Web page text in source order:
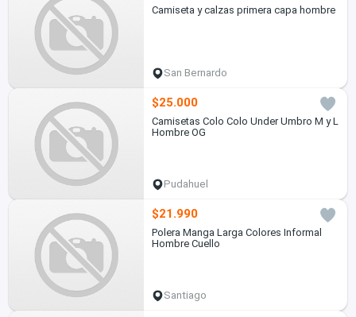
Camiseta y calzas primera capa hombre
San Bernardo
$25.000
Camisetas Colo Colo Under Umbro M y L
Hombre OG
Pudahuel
$21.990
Polera Manga Larga Colores Informal
Hombre Cuello
Santiago